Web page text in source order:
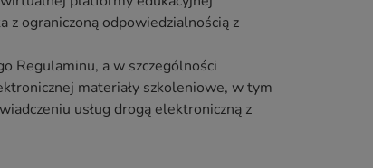
z ograniczoną odpowiedzialnością z
Regulaminu, a w szczególności
materiały szkoleniowe, w tym
usług drogą elektroniczną z